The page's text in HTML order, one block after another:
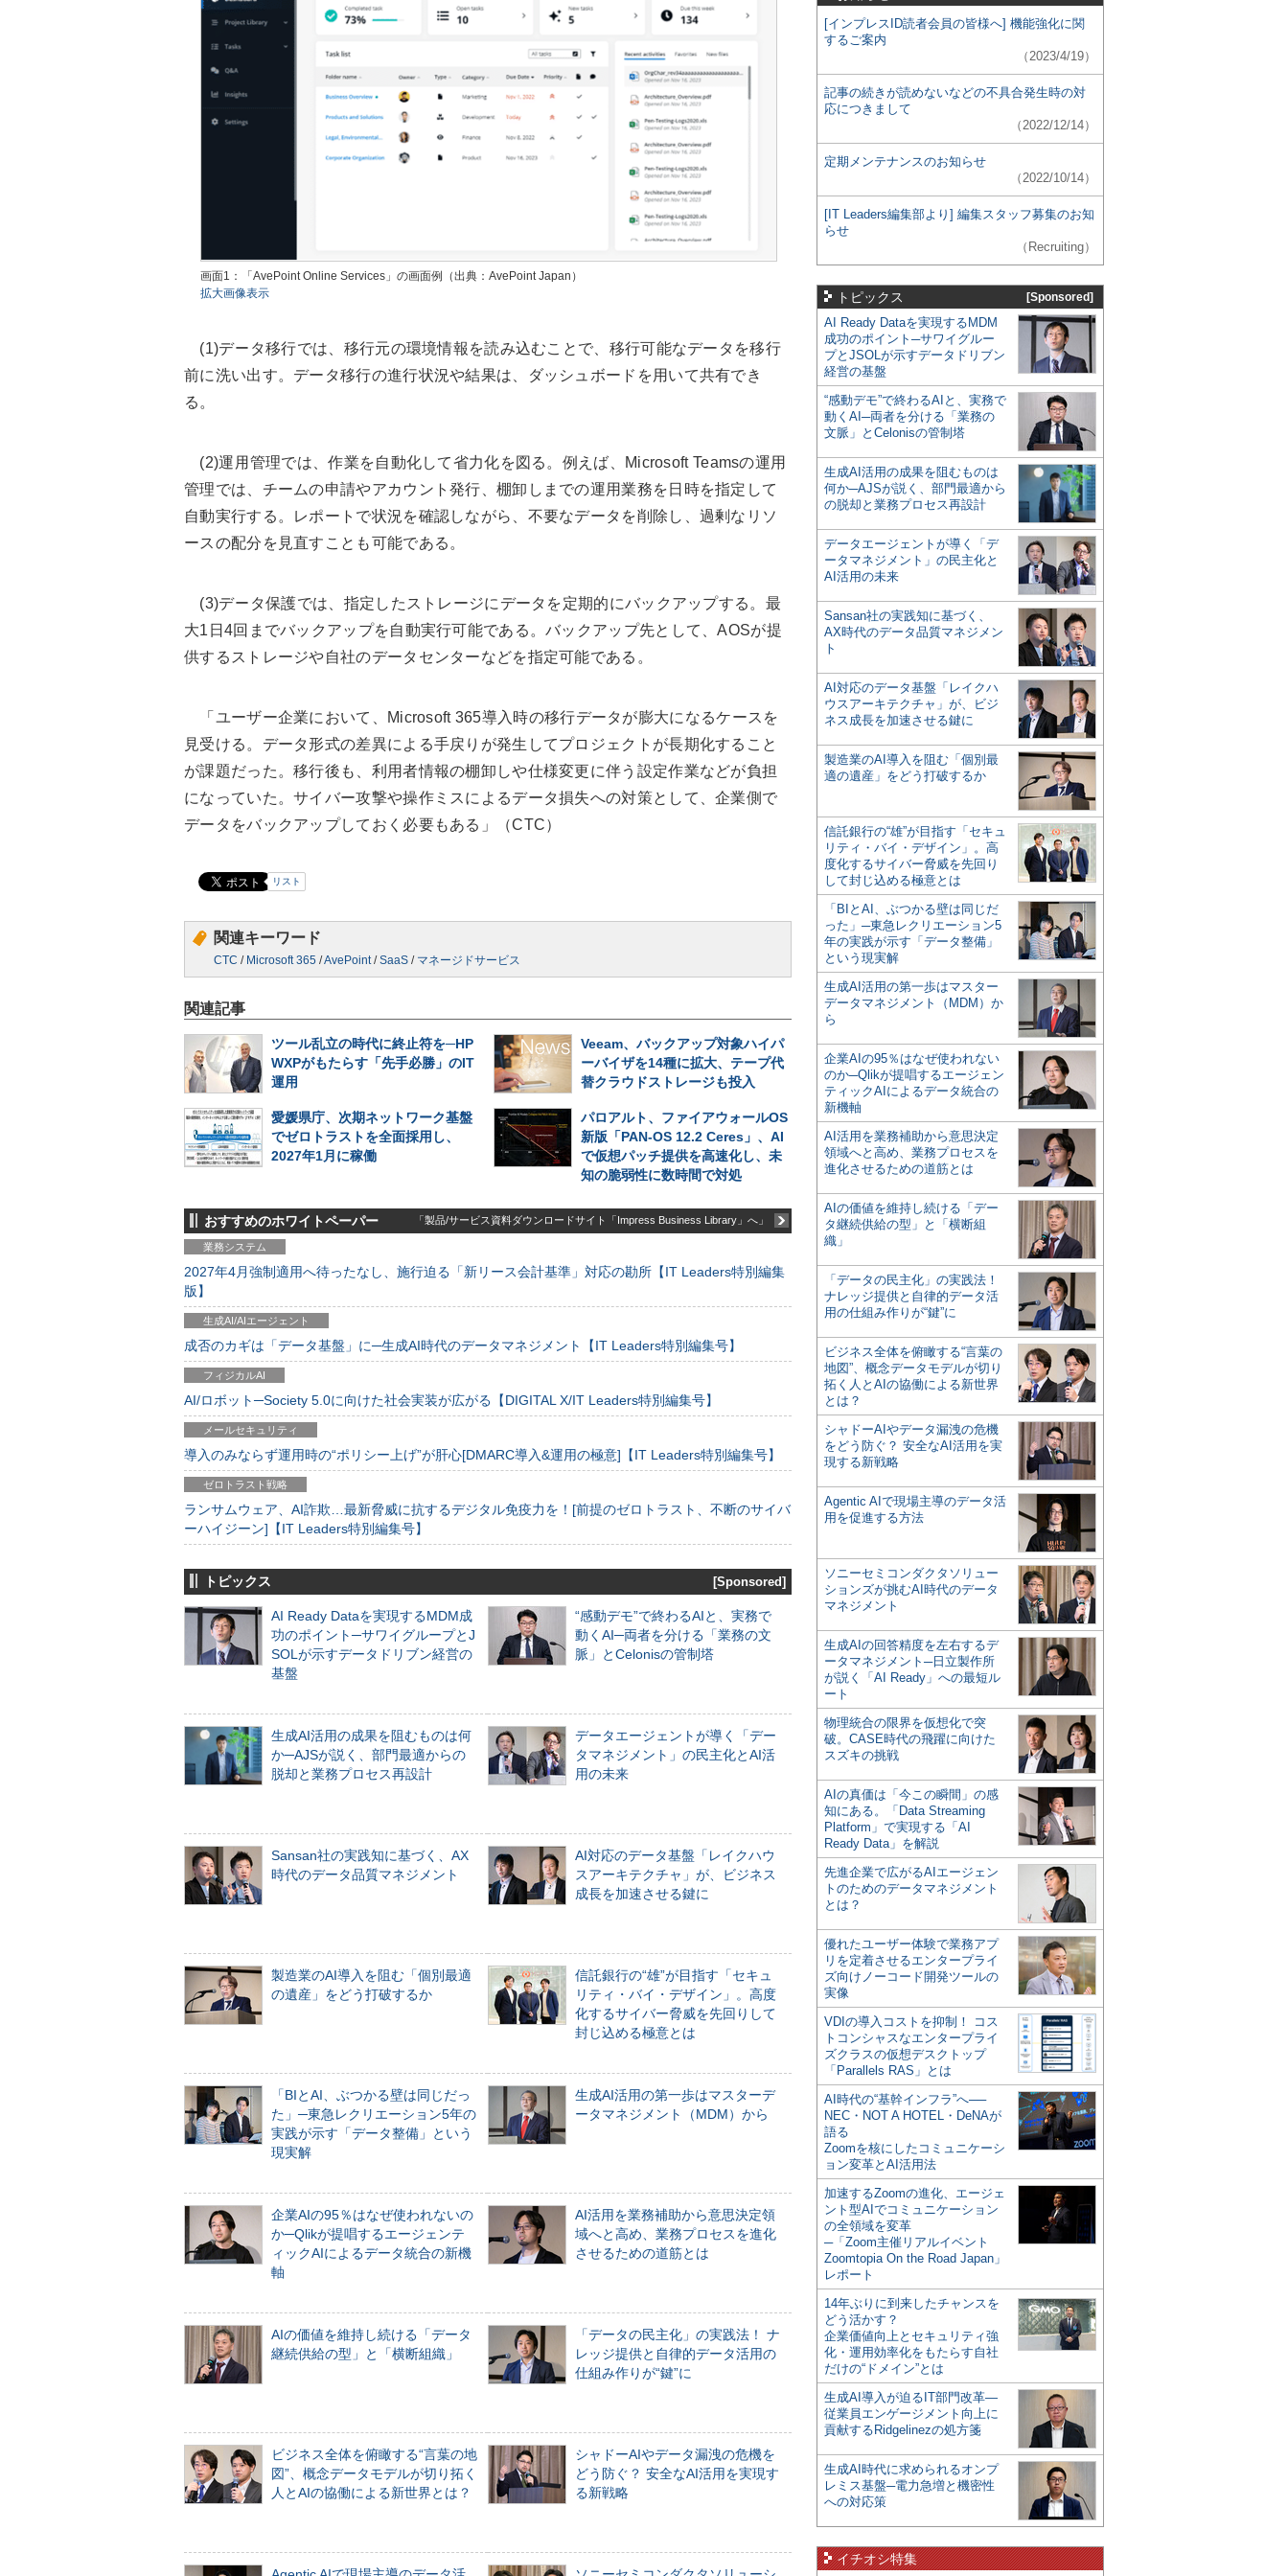
画面1：「AvePoint Online Services」の画面例（出典：AvePoint Japan）
拡大画像表示
(1)データ移行では、移行元の環境情報を読み込むことで、移行可能なデータを移行
前に洗い出す。データ移行の進行状況や結果は、ダッシュボードを用いて共有でき
る。
(2)運用管理では、作業を自動化して省力化を図る。例えば、Microsoft Teamsの運用
管理では、チームの申請やアカウント発行、棚卸しまでの運用業務を日時を指定して
自動実行する。レポートで状況を確認しながら、不要なデータを削除し、過剰なリソ
ースの配分を見直すことも可能である。
(3)データ保護では、指定したストレージにデータを定期的にバックアップする。最
大1日4回までバックアップを自動実行可能である。バックアップ先として、AOSが提
供するストレージや自社のデータセンターなどを指定可能である。
「ユーザー企業において、Microsoft 365導入時の移行データが膨大になるケースを
見受ける。データ形式の差異による手戻りが発生してプロジェクトが長期化すること
が課題だった。移行後も、利用者情報の棚卸しや仕様変更に伴う設定作業などが負担
になっていた。サイバー攻撃や操作ミスによるデータ損失への対策として、企業側で
データをバックアップしておく必要もある」（CTC）
リスト
関連キーワード
CTC / Microsoft 365 /AvePoint/SaaS / マネージドサービス
関連記事
ツール乱立の時代に終止符を─HP
WXPがもたらす「先手必勝」のIT
運用
Veeam、バックアップ対象ハイパ
ーバイザを14種に拡大、テープ代
替クラウドストレージも投入
愛媛県庁、次期ネットワーク基盤
でゼロトラストを全面採用し、
2027年1月に稼働
パロアルト、ファイアウォールOS
新版「PAN-OS 12.2 Ceres」、AI
で仮想パッチ提供を高速化し、未
知の脆弱性に数時間で対処
おすすめのホワイトペーパー 「製品/サービス資料ダウンロードサイト「Impress Business Library」へ」
業務システム
2027年4月強制適用へ待ったなし、施行迫る「新リース会計基準」対応の勘所【IT Leaders特別編集
版】
生成AI/AIエージェント
成否のカギは「データ基盤」に─生成AI時代のデータマネジメント【IT Leaders特別編集号】
フィジカルAI
AI/ロボット─Society 5.0に向けた社会実装が広がる【DIGITAL X/IT Leaders特別編集号】
メールセキュリティ
導入のみならず運用時の“ポリシー上げ”が肝心[DMARC導入&運用の極意]【IT Leaders特別編集号】
ゼロトラスト戦略
ランサムウェア、AI詐欺…最新脅威に抗するデジタル免疫力を！[前提のゼロトラスト、不断のサイバ
ーハイジーン]【IT Leaders特別編集号】
トピックス [Sponsored]
AI Ready Dataを実現するMDM成
功のポイント─サワイグループとJ
SOLが示すデータドリブン経営の
基盤
“感動デモ”で終わるAIと、実務で
動くAI─両者を分ける「業務の文
脈」とCelonisの管制塔
生成AI活用の成果を阻むものは何
か─AJSが説く、部門最適からの
脱却と業務プロセス再設計
データエージェントが導く「デー
タマネジメント」の民主化とAI活
用の未来
Sansan社の実践知に基づく、AX
時代のデータ品質マネジメント
AI対応のデータ基盤「レイクハウ
スアーキテクチャ」が、ビジネス
成長を加速させる鍵に
製造業のAI導入を阻む「個別最適
の遺産」をどう打破するか
信託銀行の“雄”が目指す「セキュ
リティ・バイ・デザイン」。高度
化するサイバー脅威を先回りして
封じ込める極意とは
「BIとAI、ぶつかる壁は同じだっ
た」─東急レクリエーション5年の
実践が示す「データ整備」という
現実解
生成AI活用の第一歩はマスターデ
ータマネジメント（MDM）から
企業AIの95％はなぜ使われないの
か─Qlikが提唱するエージェンテ
ィックAIによるデータ統合の新機
軸
AI活用を業務補助から意思決定領
域へと高め、業務プロセスを進化
させるための道筋とは
AIの価値を維持し続ける「データ
継続供給の型」と「横断組織」
「データの民主化」の実践法！ ナ
レッジ提供と自律的データ活用の
仕組み作りが“鍵”に
ビジネス全体を俯瞰する“言葉の地
図”、概念データモデルが切り拓く
人とAIの協働による新世界とは？
シャドーAIやデータ漏洩の危機を
どう防ぐ？ 安全なAI活用を実現す
る新戦略
[インプレスID読者会員の皆様へ] 機能強化に関
するご案内
（2023/4/19）
記事の続きが読めないなどの不具合発生時の対
応につきまして
（2022/12/14）
定期メンテナンスのお知らせ
（2022/10/14）
[IT Leaders編集部より] 編集スタッフ募集のお知
らせ
（Recruiting）
トピックス [Sponsored]
AI Ready Dataを実現するMDM
成功のポイント─サワイグルー
プとJSOLが示すデータドリブン
経営の基盤
“感動デモ”で終わるAIと、実務で
動くAI─両者を分ける「業務の
文脈」とCelonisの管制塔
生成AI活用の成果を阻むものは
何か─AJSが説く、部門最適から
の脱却と業務プロセス再設計
データエージェントが導く「デ
ータマネジメント」の民主化と
AI活用の未来
Sansan社の実践知に基づく、
AX時代のデータ品質マネジメン
ト
AI対応のデータ基盤「レイクハ
ウスアーキテクチャ」が、ビジ
ネス成長を加速させる鍵に
製造業のAI導入を阻む「個別最
適の遺産」をどう打破するか
信託銀行の“雄”が目指す「セキュ
リティ・バイ・デザイン」。高
度化するサイバー脅威を先回り
して封じ込める極意とは
「BIとAI、ぶつかる壁は同じだ
った」─東急レクリエーション5
年の実践が示す「データ整備」
という現実解
生成AI活用の第一歩はマスター
データマネジメント（MDM）か
ら
企業AIの95％はなぜ使われない
のか─Qlikが提唱するエージェン
ティックAIによるデータ統合の
新機軸
AI活用を業務補助から意思決定
領域へと高め、業務プロセスを
進化させるための道筋とは
AIの価値を維持し続ける「デー
タ継続供給の型」と「横断組
織」
「データの民主化」の実践法！
ナレッジ提供と自律的データ活
用の仕組み作りが“鍵”に
ビジネス全体を俯瞰する“言葉の
地図”、概念データモデルが切り
拓く人とAIの協働による新世界
とは？
シャドーAIやデータ漏洩の危機
をどう防ぐ？ 安全なAI活用を実
現する新戦略
Agentic AIで現場主導のデータ活
用を促進する方法
ソニーセミコンダクタソリュー
ションズが挑むAI時代のデータ
マネジメント
生成AIの回答精度を左右するデ
ータマネジメント─日立製作所
が説く「AI Ready」への最短ル
ート
物理統合の限界を仮想化で突
破。CASE時代の飛躍に向けた
スズキの挑戦
AIの真価は「今この瞬間」の感
知にある。「Data Streaming
Platform」で実現する「AI
Ready Data」を解説
先進企業で広がるAIエージェン
トのためのデータマネジメント
とは？
優れたユーザー体験で業務アプ
リを定着させるエンタープライ
ズ向けノーコード開発ツールの
実像
VDIの導入コストを抑制！ コス
トコンシャスなエンタープライ
ズクラスの仮想デスクトップ
「Parallels RAS」とは
AI時代の“基幹インフラ”へ──
NEC・NOT A HOTEL・DeNAが
語る
Zoomを核にしたコミュニケーシ
ョン変革とAI活用法
加速するZoomの進化、エージェ
ント型AIでコミュニケーション
の全領域を変革
─「Zoom主催リアルイベント
Zoomtopia On the Road Japan」
レポート
14年ぶりに到来したチャンスを
どう活かす？
企業価値向上とセキュリティ強
化・運用効率化をもたらす自社
だけの“ドメイン”とは
生成AI導入が迫るIT部門改革―
従業員エンゲージメント向上に
貢献するRidgelinezの処方箋
生成AI時代に求められるオンプ
レミス基盤─電力急増と機密性
への対応策
イチオシ特集